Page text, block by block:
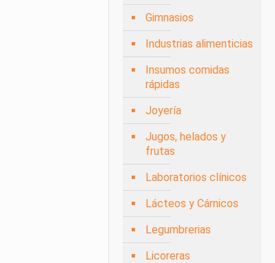
Gimnasios
Industrias alimenticias
Insumos comidas
rápidas
Joyería
Jugos, helados y
frutas
Laboratorios clínicos
Lácteos y Cárnicos
Legumbrerias
Licoreras